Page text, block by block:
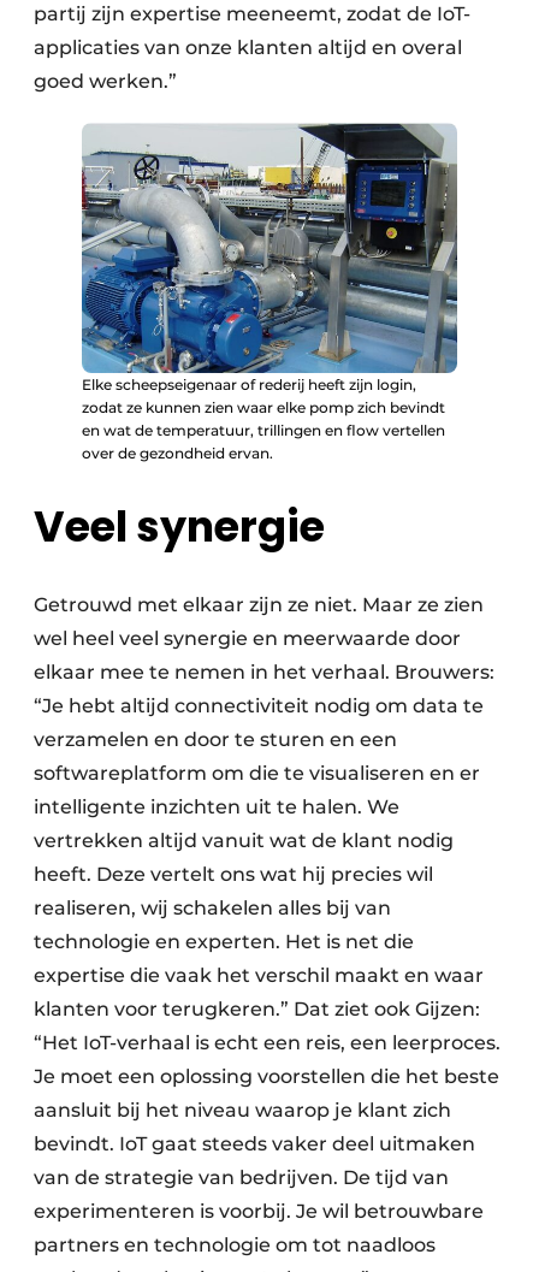
partij zijn expertise meeneemt, zodat de IoT-
applicaties van onze klanten altijd en overal
goed werken.”
Elke scheepseigenaar of rederij heeft zijn login,
zodat ze kunnen zien waar elke pomp zich bevindt
en wat de temperatuur, trillingen en flow vertellen
over de gezondheid ervan.
Veel synergie
Getrouwd met elkaar zijn ze niet. Maar ze zien
wel heel veel synergie en meerwaarde door
elkaar mee te nemen in het verhaal. Brouwers:
“Je hebt altijd connectiviteit nodig om data te
verzamelen en door te sturen en een
softwareplatform om die te visualiseren en er
intelligente inzichten uit te halen. We
vertrekken altijd vanuit wat de klant nodig
heeft. Deze vertelt ons wat hij precies wil
realiseren, wij schakelen alles bij van
technologie en experten. Het is net die
expertise die vaak het verschil maakt en waar
klanten voor terugkeren.” Dat ziet ook Gijzen:
“Het IoT-verhaal is echt een reis, een leerproces.
Je moet een oplossing voorstellen die het beste
aansluit bij het niveau waarop je klant zich
bevindt. IoT gaat steeds vaker deel uitmaken
van de strategie van bedrijven. De tijd van
experimenteren is voorbij. Je wil betrouwbare
partners en technologie om tot naadloos